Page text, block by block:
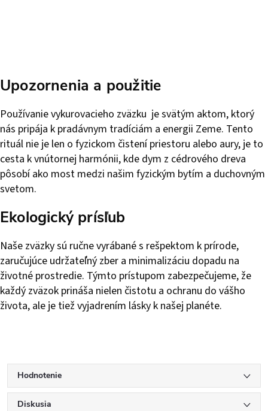
Upozornenia a použitie
Používanie vykurovacieho zväzku je svätým aktom, ktorý
nás pripája k pradávnym tradíciám a energii Zeme. Tento
rituál nie je len o fyzickom čistení priestoru alebo aury, je to
cesta k vnútornej harmónii, kde dym z cédrového dreva
pôsobí ako most medzi našim fyzickým bytím a duchovným
svetom.
Ekologický prísľub
Naše zväzky sú ručne vyrábané s rešpektom k prírode,
zaručujúce udržateľný zber a minimalizáciu dopadu na
životné prostredie. Týmto prístupom zabezpečujeme, že
každý zväzok prináša nielen čistotu a ochranu do vášho
života, ale je tiež vyjadrením lásky k našej planéte.
Hodnotenie
Diskusia